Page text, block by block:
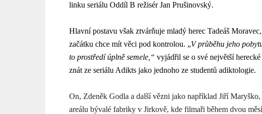
linku seriálu Oddíl B režisér Jan Prušinovský.
Hlavní postavu však ztvárňuje mladý herec Tadeáš
začátku chce mít věci pod kontrolou. „V průběhu jeho
to prostředí úplně semele,“ vyjádřil se o své největší
znát ze seriálu Adikts jako jednoho ze studentů adiktologie.
On, Zdeněk Godla a další vězni jako například Jiří
areálu bývalé fabriky v Jirkově, kde filmaři během dvou